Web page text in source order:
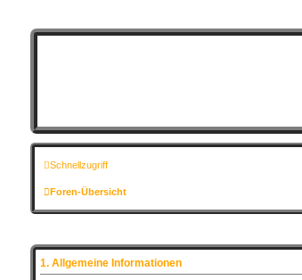
Schnellzugriff
Foren-Übersicht
1. Allgemeine Informationen